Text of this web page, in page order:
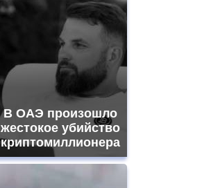
В ОАЭ произошло
жестокое убийство
криптомиллионера